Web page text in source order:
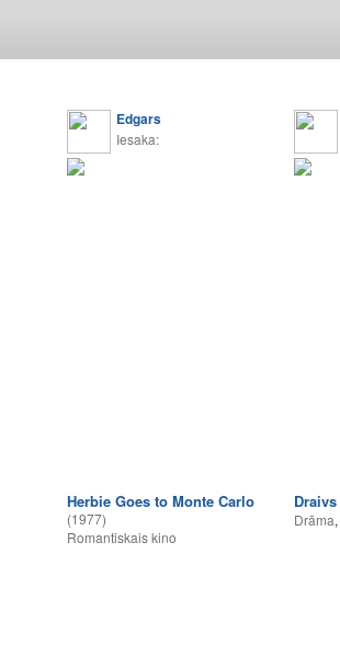
Edgars
Iesaka:
Herbie Goes to Monte Carlo
(1977)
Romantiskais kino
Draivs
Drāma,